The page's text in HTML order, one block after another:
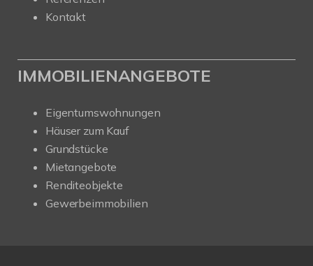
Kontakt
IMMOBILIENANGEBOTE
Eigentumswohnungen
Häuser zum Kauf
Grundstücke
Mietangebote
Renditeobjekte
Gewerbeimmobilien